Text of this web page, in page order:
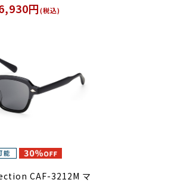
円(税込)
CAF-3212M マ